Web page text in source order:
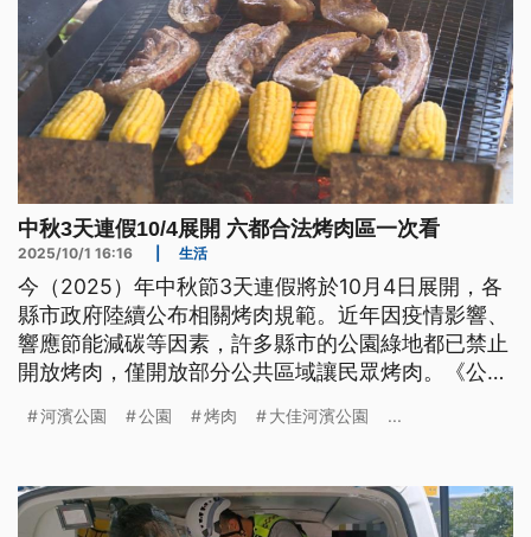
中秋3天連假10/4展開 六都合法烤肉區一次看
2025/10/1 16:16 生活
今（2025）年中秋節3天連假將於10月4日展開，各
縣市政府陸續公布相關烤肉規範。近年因疫情影響、
響應節能減碳等因素，許多縣市的公園綠地都已禁止
開放烤肉，僅開放部分公共區域讓民眾烤肉。《公視
放地點。
河濱公園 公園 烤肉 大佳河濱公園 ...